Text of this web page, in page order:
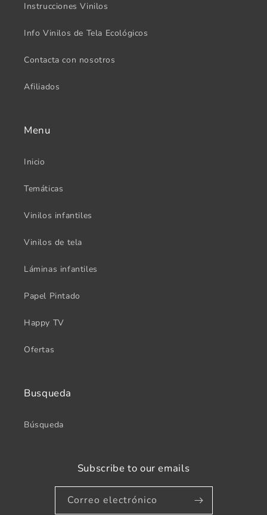
Instrucciones Vinilos
Info Vinilos de Tela Ecológicos
Contacta con nosotros
Afiliados
Menu
Inicio
Temáticas
Vinilos infantiles
Vinilos de tela
Láminas infantiles
Papel Pintado
Happy TV
Ofertas
Busqueda
Búsqueda
Subscribe to our emails
Correo electrónico